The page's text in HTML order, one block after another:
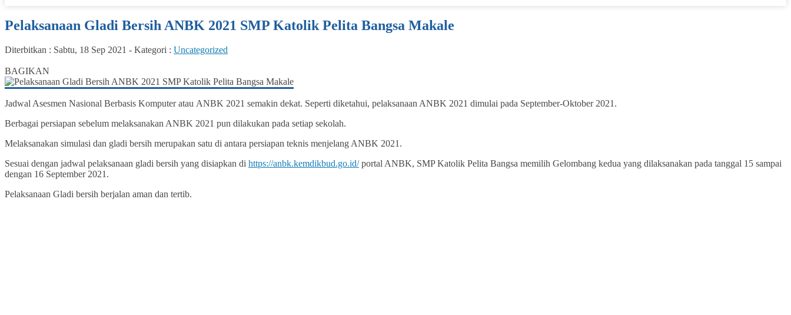
Pelaksanaan Gladi Bersih ANBK 2021 SMP Katolik Pelita Bangsa Makale
Diterbitkan : Sabtu, 18 Sep 2021 - Kategori : Uncategorized
BAGIKAN
Jadwal Asesmen Nasional Berbasis Komputer atau ANBK 2021 semakin dekat. Seperti diketahui, pelaksanaan ANBK 2021 dimulai pada September-Oktober 2021.
Berbagai persiapan sebelum melaksanakan ANBK 2021 pun dilakukan pada setiap sekolah.
Melaksanakan simulasi dan gladi bersih merupakan satu di antara persiapan teknis menjelang ANBK 2021.
Sesuai dengan jadwal pelaksanaan gladi bersih yang disiapkan di https://anbk.kemdikbud.go.id/portal ANBK, SMP Katolik Pelita Bangsa memilih Gelombang kedua yang dilaksanakan pada tanggal 15 sampai
dengan 16 September 2021.
Pelaksanaan Gladi bersih berjalan aman dan tertib.